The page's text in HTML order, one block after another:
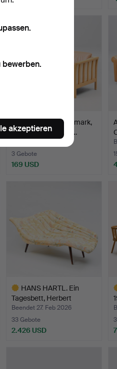
SOFA, Stouby, Dänemark,
Ende des 20. Jahrh…
3 Gebote
169 USD
HANS HARTL. Ein
Tagesbett, Herbert
Anderss…
Beendet 27. Feb 2026
33 Gebote
2.426 USD
bewerben.
akzeptieren